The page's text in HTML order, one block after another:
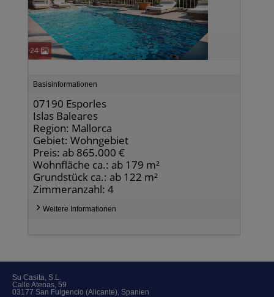
24
Basisinformationen
07190 Esporles
Islas Baleares
Region: Mallorca
Gebiet: Wohngebiet
Preis: ab 865.000 €
Wohnfläche ca.: ab 179 m²
Grundstück ca.: ab 122 m²
Zimmeranzahl: 4
Weitere Informationen
Su Casita, S.L.
Calle Atenas, 59
03177 San Fulgencio (Alicante), Spanien